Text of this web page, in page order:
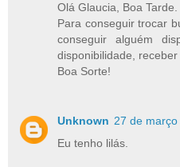
Olá Glaucia, Boa Tarde.
Para conseguir trocar
conseguir alguém
disponibilidade,
Boa Sorte!
Unknown 27 de
Eu tenho lilás.